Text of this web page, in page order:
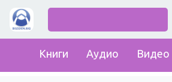
Книги Аудио Видео